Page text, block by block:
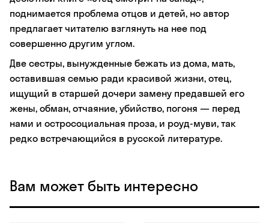
поднимается проблема отцов и детей, но автор
предлагает читателю взглянуть на нее под
совершенно другим углом.
Две сестры, вынужденные бежать из дома, мать,
оставившая семью ради красивой жизни, отец,
ищущий в старшей дочери замену предавшей его
жены, обман, отчаяние, убийство, погоня — перед
нами и остросоциальная проза, и роуд-муви, так
редко встречающийся в русской литературе.
Вам может быть интересно